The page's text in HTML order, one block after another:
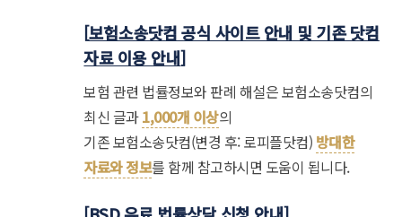
[보험소송닷컴 공식 사이트 안내 및 기존 닷컴
자료 이용 안내]
보험 관련 법률정보와 판례 해설은 보험소송닷컴의
최신 글과1,000개 이상의
기존 보험소송닷컴(변경 후: 로피플닷컴) 방대한
자료와 정보를 함께 참고하시면 도움이 됩니다.